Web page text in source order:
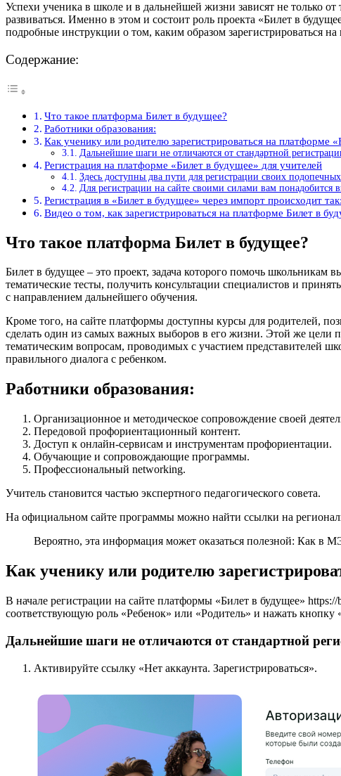
Успехи ученика в школе и в дальнейшей жизни зависят не только
развиваться. Именно в этом и состоит роль проекта «Билет в
подробные инструкции о том, каким образом зарегистрироваться
Содержание:
Что такое платформа Билет в будущее?
Работники образования:
Как ученику или родителю зарегистрироваться на платформе
Дальнейшие шаги не отличаются от стандартной
Регистрация на платформе «Билет в будущее» для учителей
Здесь доступны два пути для регистрации своих
Для регистрации на сайте своими силами вам понадобится
Регистрация в «Билет в будущее» через импорт происходит так:
Видео о том, как зарегистрироваться на платформе Билет в
Что такое платформа Билет в будущее?
Билет в будущее – это проект, задача которого помочь
тематические тесты, получить консультации специалистов и
с направлением дальнейшего обучения.
Кроме того, на сайте платформы доступны курсы для родителей,
сделать один из самых важных выборов в его жизни. Этой же цели
тематическим вопросам, проводимых с участием представителей
правильного диалога с ребенком.
Работники образования:
Организационное и методическое сопровождение своей
Передовой профориентационный контент.
Доступ к онлайн-сервисам и инструментам профориентации.
Обучающие и сопровождающие программы.
Профессиональный networking.
Учитель становится частью экспертного педагогического совета.
На официальном сайте программы можно найти ссылки на
Вероятно, эта информация может оказаться полезной: Как в
Как ученику или родителю
В начале регистрации на сайте платформы «Билет в будущее»
соответствующую роль «Ребенок» или «Родитель» и нажать кнопку
Дальнейшие шаги не отличаются от стандартной
Активируйте ссылку «Нет аккаунта. Зарегистрироваться».